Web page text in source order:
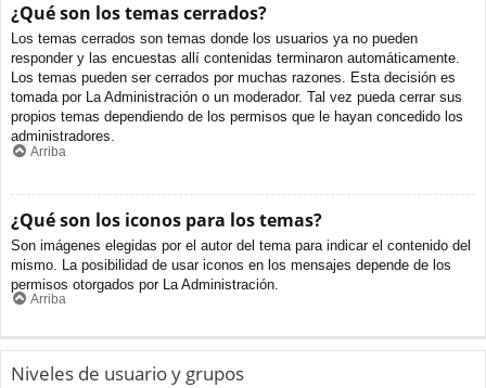
¿Qué son los temas cerrados?
Los temas cerrados son temas donde los usuarios ya no pueden
responder y las encuestas allí contenidas terminaron automáticamente.
Los temas pueden ser cerrados por muchas razones. Esta decisión es
tomada por La Administración o un moderador. Tal vez pueda cerrar sus
propios temas dependiendo de los permisos que le hayan concedido los
administradores.
Arriba
¿Qué son los iconos para los temas?
Son imágenes elegidas por el autor del tema para indicar el contenido del
mismo. La posibilidad de usar iconos en los mensajes depende de los
permisos otorgados por La Administración.
Arriba
Niveles de usuario y grupos